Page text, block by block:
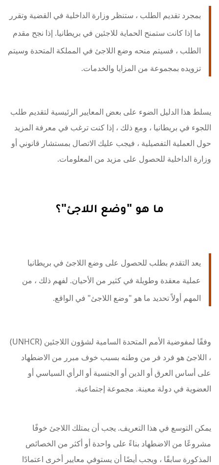
بمجرد تقديم الطلب ، ستنظر وزارة الداخلية في القضية وتقرر
ما إذا كانت ستمنح الحماية للاجئين في بريطانيا. إذا نجح مقدم
الطلب ، فسيتم منحه وضع اللاجئ في المملكة المتحدة وسيتم
تزويده بمجموعة من المزايا والخدمات.
يسلط هذا الدليل الضوء على بعض المعايير الرئيسية لتقديم طلب
اللجوء في بريطانيا ، ومع ذلك ، إذا كنت ترغب في معرفة المزيد
حول العملية التفصيلية ، فيجب عليك الاتصال بمستشار قانوني أو
وزارة الداخلية للحصول على مزيد من المعلومات.
ما هو "وضع اللاجئ"؟
يعد التقدم بطلب للحصول على وضع اللاجئ في بريطانيا
عملية معقدة وطويلة في كثير من الأحيان. لفهم ذلك ، من
المهم أولاً تحديد ما هو "وضع اللاجئ" في الواقع.
وفقًا لمفوضية الأمم المتحدة السامية لشؤون اللاجئين (UNHCR)
، اللاجئ هو فرد فر من وطنه بسبب خوف مبرر من الاضطهاد
على أساس العرق أو الدين أو الجنسية أو الرأي السياسي أو
العضوية في دولة معينة. مجموعة إجتماعية.
يمكن التوسع في هذا التعريف. يجب أن يمتلك اللاجئ خوفًا
مشروعًا من الاضطهاد بناءً على واحدة أو أكثر من الخصائص
المذكورة سابقًا ، ويجب أيضًا أن يستوفي معايير أخرى اعتمادًا